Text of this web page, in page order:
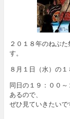
２０１８年のねぶ
す。
８月１日（水）の
同日の１９：００～
あるので、
ぜひ見ていきたいで